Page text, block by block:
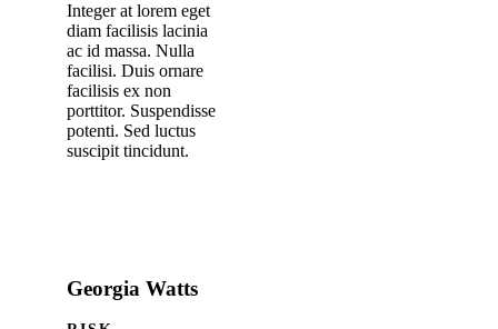
Integer at lorem eget
diam facilisis lacinia
ac id massa. Nulla
facilisi. Duis ornare
facilisis ex non
porttitor. Suspendisse
potenti. Sed luctus
suscipit tincidunt.
Georgia Watts